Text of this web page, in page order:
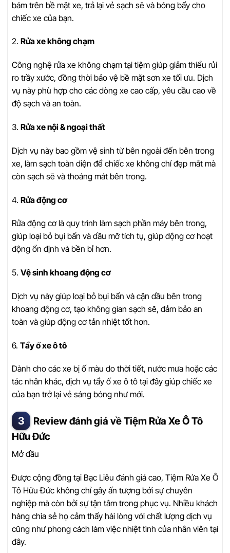
bám trên bề mặt xe, trả lại vẻ sạch sẽ và bóng bẩy cho
chiếc xe của bạn.
2. Rửa xe không chạm
Công nghệ rửa xe không chạm tại tiệm giúp giảm thiểu rủi
ro trầy xước, đồng thời bảo vệ bề mặt sơn xe tối ưu. Dịch
vụ này phù hợp cho các dòng xe cao cấp, yêu cầu cao về
độ sạch và an toàn.
3. Rửa xe nội & ngoại thất
Dịch vụ này bao gồm vệ sinh từ bên ngoài đến bên trong
xe, làm sạch toàn diện để chiếc xe không chỉ đẹp mắt mà
còn sạch sẽ và thoáng mát bên trong.
4. Rửa động cơ
Rửa động cơ là quy trình làm sạch phần máy bên trong,
giúp loại bỏ bụi bẩn và dầu mỡ tích tụ, giúp động cơ hoạt
động ổn định và bền bỉ hơn.
5. Vệ sinh khoang động cơ
Dịch vụ này giúp loại bỏ bụi bẩn và cặn dầu bên trong
khoang động cơ, tạo không gian sạch sẽ, đảm bảo an
toàn và giúp động cơ tản nhiệt tốt hơn.
6. Tẩy ố xe ô tô
Dành cho các xe bị ố màu do thời tiết, nước mưa hoặc các
tác nhân khác, dịch vụ tẩy ố xe ô tô tại đây giúp chiếc xe
của bạn trở lại vẻ sáng bóng như mới.
Review đánh giá về Tiệm Rửa Xe Ô Tô
Hữu Đức
Mở đầu
Được cộng đồng tại Bạc Liêu đánh giá cao, Tiệm Rửa Xe Ô
Tô Hữu Đức không chỉ gây ấn tượng bởi sự chuyên
nghiệp mà còn bởi sự tận tâm trong phục vụ. Nhiều khách
hàng chia sẻ họ cảm thấy hài lòng với chất lượng dịch vụ
cũng như phong cách làm việc nhiệt tình của nhân viên tại
đây.